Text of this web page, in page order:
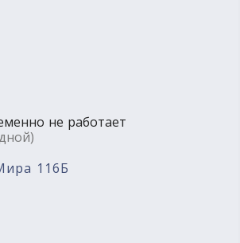
не работает
116Б